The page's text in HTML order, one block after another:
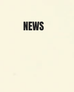
NEWS